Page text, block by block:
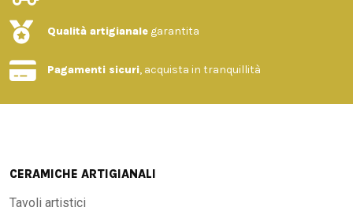
Qualità artigianale garantita
Pagamenti sicuri, acquista in tranquillità
CERAMICHE ARTIGIANALI
Tavoli artistici